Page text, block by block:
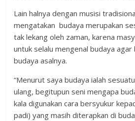
Lain halnya dengan musisi
mengatakan budaya merupakan
tak lekang oleh zaman, karena
untuk selalu mengenal budaya
budaya asalnya.
“Menurut saya budaya ialah
ulang, begitupun seni mengapa
kala digunakan cara bersyukur
padi) yang masih diterapkan di